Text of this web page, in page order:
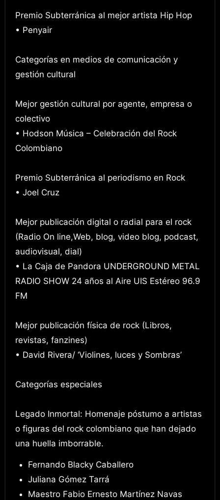
Premio Subterránica al mejor artista Hip Hop
• Penyair
Categorías en medios de comunicación y
gestión cultural
Mejor gestión cultural por agente, empresa o
colectivo
• Hodson Música – Celebración del Rock
Colombiano
Premio Subterránica al periodismo en Rock
• Joel Cruz
Mejor publicación digital o radial para el rock
(Radio On line,Web, blog, video blog, podcast,
audiovisual, dial)
• La Caja de Pandora UNDERGROUND METAL
RADIO SHOW 24 años al Aire UIS Estéreo 96.9
FM
Mejor publicación física de rock (Libros,
revistas, fanzines)
• David Rivera/ ‘Violines, luces y Sombras’
Categorías especiales
Legado Inmortal: Homenaje póstumo a artistas
o figuras del rock colombiano que han dejado
una huella imborrable.
Fernando Blacky Caballero
Juliana Gómez Tarrá
Maestro Fabio Ernesto Martínez Navas